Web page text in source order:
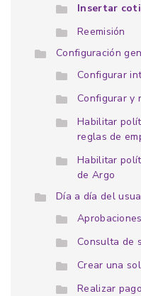
Insertar
Reemisión
Configuración
Configurar
Configurar y
Habilitar
reglas de
Habilitar
de Argo
Día a día del
Aprobaciones
Consulta de
Crear una
Realizar